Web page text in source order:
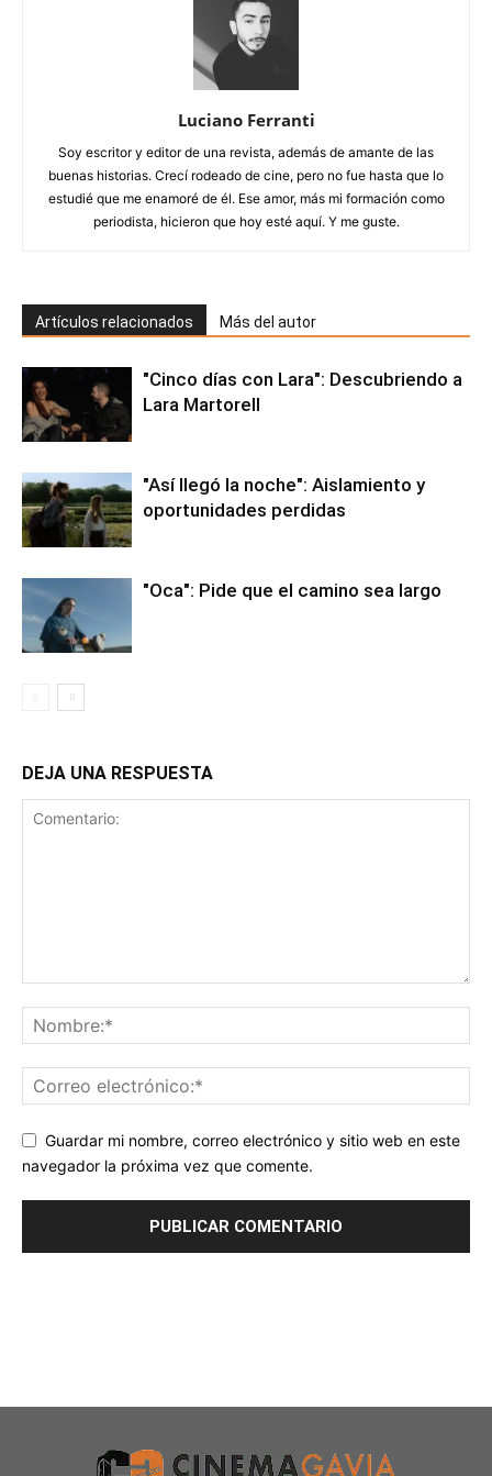
Luciano Ferranti
Soy escritor y editor de una revista, además de amante de las
buenas historias. Crecí rodeado de cine, pero no fue hasta que lo
estudié que me enamoré de él. Ese amor, más mi formación como
periodista, hicieron que hoy esté aquí. Y me guste.
Artículos relacionados Más del autor
"Cinco días con Lara": Descubriendo a
Lara Martorell
"Así llegó la noche": Aislamiento y
oportunidades perdidas
"Oca": Pide que el camino sea largo
DEJA UNA RESPUESTA
Guardar mi nombre, correo electrónico y sitio web en este
navegador la próxima vez que comente.